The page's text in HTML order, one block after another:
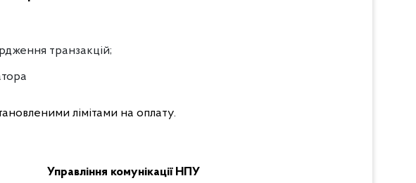
транзакцій;
лімітами на оплату.
Управління комунікації НПУ